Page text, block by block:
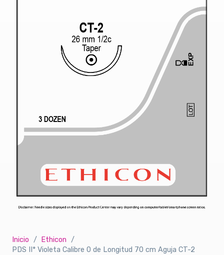
Inicio / Ethicon /
PDS II* Violeta Calibre 0 de Longitud 70 cm Aguja CT-2